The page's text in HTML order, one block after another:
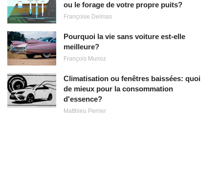
ou le forage de votre propre puits?
Françoise Delmas
Pourquoi la vie sans voiture est-elle
meilleure?
François Munoz
Climatisation ou fenêtres baissées: quoi
de mieux pour la consommation
d'essence?
Matthieu Perrier